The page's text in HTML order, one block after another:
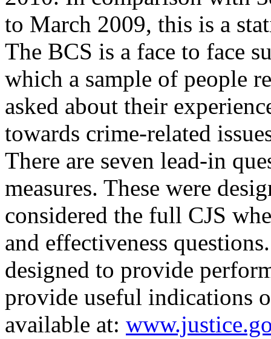
to March 2009, this is a
The BCS is a face to face
which a sample of people
asked about their
towards crime-related
There are seven lead-in
measures. These were
considered the full CJS
and effectiveness
designed to provide
provide useful indications
available at: